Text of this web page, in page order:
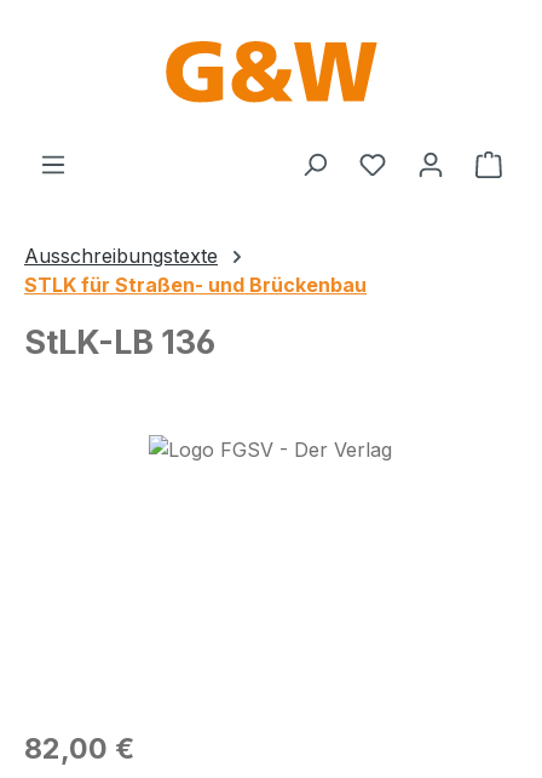
Du hast 0
Ausschreibungstexte
STLK für Straßen- und Brückenbau
StLK-LB 136
Bildergalerie überspringen
Regulärer Preis:
82,00 €